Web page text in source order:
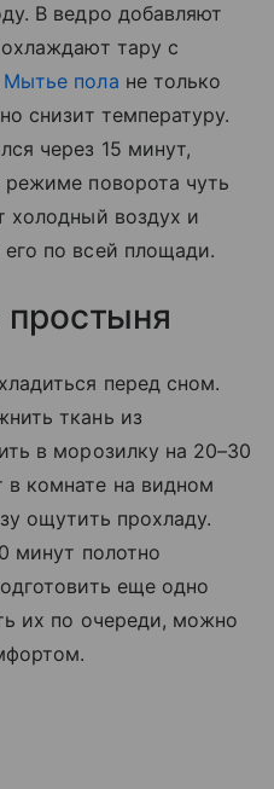
В ведро добавляют
тару с
Мытье пола не только
снизит температуру.
через 15 минут,
режиме поворота чуть
холодный воздух и
по всей площади.
перед сном.
ткань из
в морозилку на 20–30
комнате на видном
ощутить прохладу.
минут полотно
еще одно
их по очереди, можно